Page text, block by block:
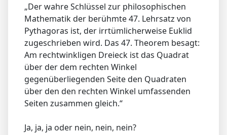
„Der wahre Schlüssel zur philosophischen
Mathematik der berühmte 47. Lehrsatz von
Pythagoras ist, der irrtümlicherweise Euklid
zugeschrieben wird. Das 47. Theorem besagt:
Am rechtwinkligen Dreieck ist das Quadrat
über der dem rechten Winkel
gegenüberliegenden Seite den Quadraten
über den den rechten Winkel umfassenden
Seiten zusammen gleich.“
Ja, ja, ja oder nein, nein, nein?